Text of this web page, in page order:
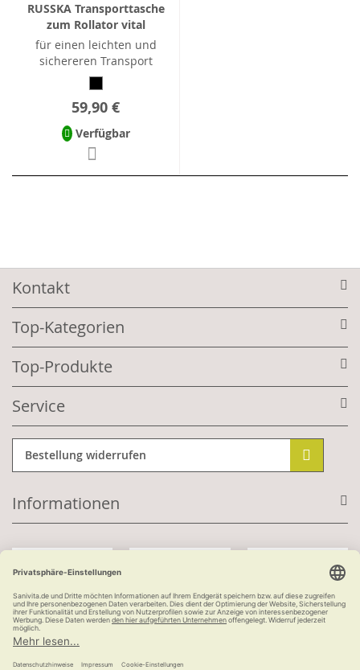
RUSSKA Transporttasche
zum Rollator vital
für einen leichten und
sichereren Transport
59,90 €
Verfügbar
Kontakt
Top-Kategorien
Top-Produkte
Service
Bestellung widerrufen
Informationen
Kauf auf Rechnung